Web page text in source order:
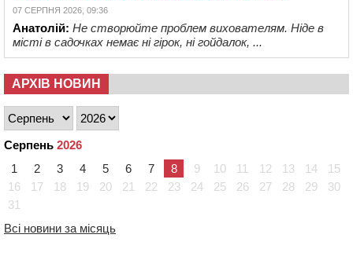
07 СЕРПНЯ 2026, 09:36
Анатолій: Не створюйте проблем вихователям. Ніде в
місті в садочках немає ні гірок, ні гойдалок, ...
АРХІВ НОВИН
Серпень 2026
1
2 3 4 5 6 7 8 9 10 11 12 13 14
15
16
17 18 19 20 21 22 23 24 25 26 27 28 29
30
31
Всі новини за місяць